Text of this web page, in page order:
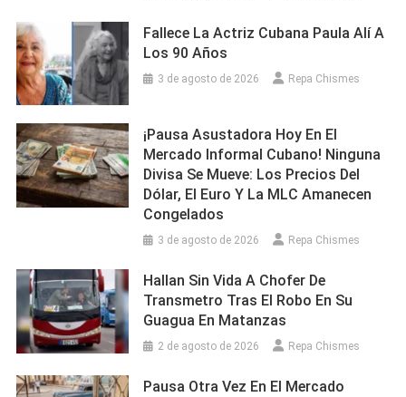
Fallece La Actriz Cubana Paula Alí A
Los 90 Años
3 de agosto de 2026 Repa Chismes
¡Pausa Asustadora Hoy En El
Mercado Informal Cubano! Ninguna
Divisa Se Mueve: Los Precios Del
Dólar, El Euro Y La MLC Amanecen
Congelados
3 de agosto de 2026 Repa Chismes
Hallan Sin Vida A Chofer De
Transmetro Tras El Robo En Su
Guagua En Matanzas
2 de agosto de 2026 Repa Chismes
Pausa Otra Vez En El Mercado